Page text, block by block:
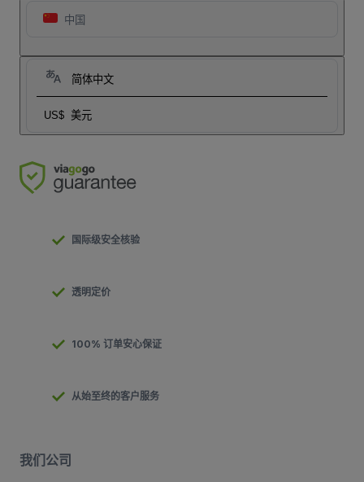
中国
简体中文
US$ 美元
国际级安全核验
透明定价
100% 订单安心保证
从始至终的客户服务
我们公司